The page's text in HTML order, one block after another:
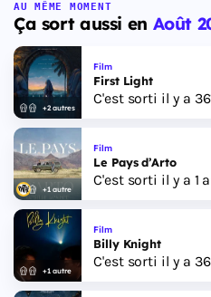
AU MÊME MOMENT
Ça sort aussi en Août
+2 autres
Film
First Light
C'est sorti il y a
+1 autre
Film
Le Pays d’Arto
C'est sorti il y a 1
+1 autre
Film
Billy Knight
C'est sorti il y a